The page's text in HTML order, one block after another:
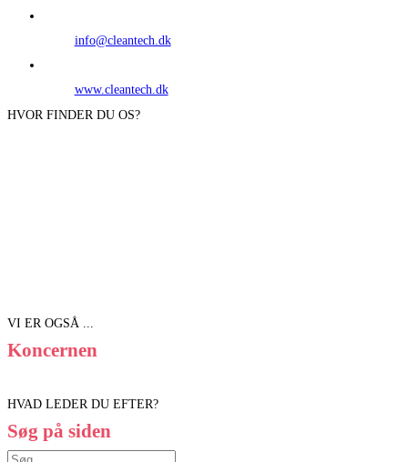
info@cleantech.dk
www.cleantech.dk
HVOR FINDER DU OS?
VI ER OGSÅ ...
Koncernen
HVAD LEDER DU EFTER?
Søg på siden
Søg